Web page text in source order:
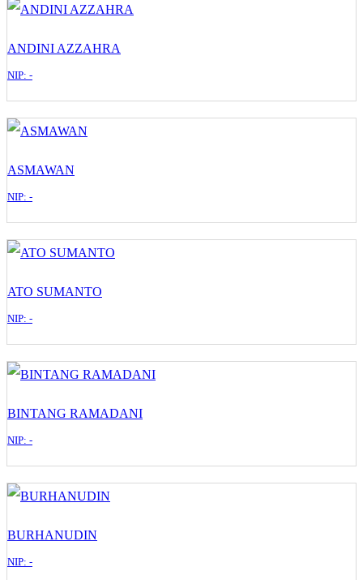
ANDINI AZZAHRA
NIP: -
ASMAWAN
NIP: -
ATO SUMANTO
NIP: -
BINTANG RAMADANI
NIP: -
BURHANUDIN
NIP: -